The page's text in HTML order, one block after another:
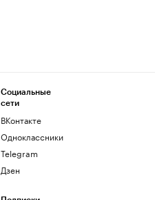
Социальные
сети
ВКонтакте
Одноклассники
Telegram
Дзен